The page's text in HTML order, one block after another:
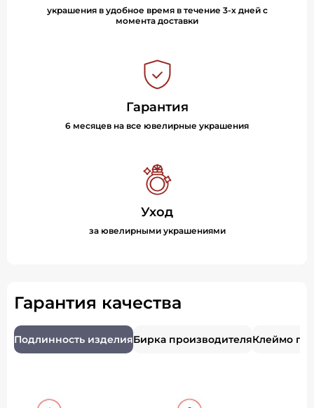
украшения в удобное время в течение 3-х дней с
момента доставки
Гарантия
6 месяцев на все ювелирные украшения
Уход
за ювелирными украшениями
Гарантия качества
Подлинность изделияБирка производителяКлеймо